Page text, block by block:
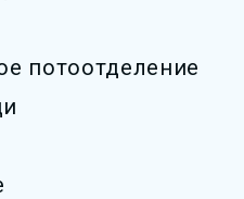
потоотделение